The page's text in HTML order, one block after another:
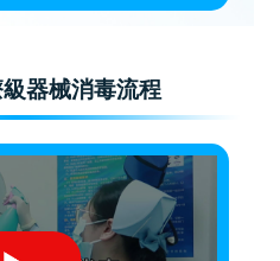
器械消毒流程